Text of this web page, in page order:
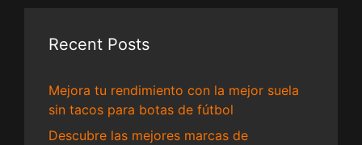
Recent Posts
Mejora tu rendimiento con la mejor suela
sin tacos para botas de fútbol
Descubre las mejores marcas de